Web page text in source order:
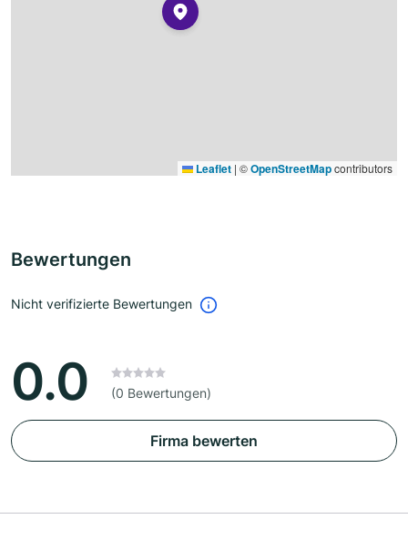
Leaflet | ©OpenStreetMapcontributors
Bewertungen
Nicht verifizierte Bewertungen
0.0 (0 Bewertungen)
Firma bewerten